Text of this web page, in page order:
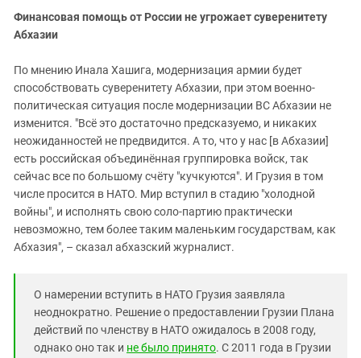
Финансовая помощь от России не угрожает суверенитету
Абхазии
По мнению Инала Хашига, модернизация армии будет
способствовать суверенитету Абхазии, при этом военно-
политическая ситуация после модернизации ВС Абхазии не
изменится. "Всё это достаточно предсказуемо, и никаких
неожиданностей не предвидится. А то, что у нас [в Абхазии]
есть российская объединённая группировка войск, так
сейчас все по большому счёту "кучкуются". И Грузия в том
числе просится в НАТО. Мир вступил в стадию "холодной
войны", и исполнять свою соло-партию практически
невозможно, тем более таким маленьким государствам, как
Абхазия", – сказал абхазский журналист.
О намерении вступить в НАТО Грузия заявляла
неоднократно. Решение о предоставлении Грузии Плана
действий по членству в НАТО ожидалось в 2008 году,
однако оно так и не было принято. С 2011 года в Грузии